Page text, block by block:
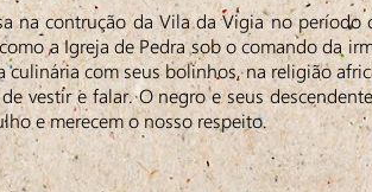
na contrução da Vila da Vigia no
a Igreja de Pedra sob o comando da
com seus bolinhos, na religião
vestir e falar. O negro e seus
e merecem o nosso respeito.